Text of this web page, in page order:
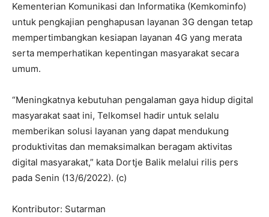
Kementerian Komunikasi dan Informatika (Kemkominfo)
untuk pengkajian penghapusan layanan 3G dengan tetap
mempertimbangkan kesiapan layanan 4G yang merata
serta memperhatikan kepentingan masyarakat secara
umum.
“Meningkatnya kebutuhan pengalaman gaya hidup digital
masyarakat saat ini, Telkomsel hadir untuk selalu
memberikan solusi layanan yang dapat mendukung
produktivitas dan memaksimalkan beragam aktivitas
digital masyarakat,” kata Dortje Balik melalui rilis pers
pada Senin (13/6/2022). (c)
Kontributor: Sutarman